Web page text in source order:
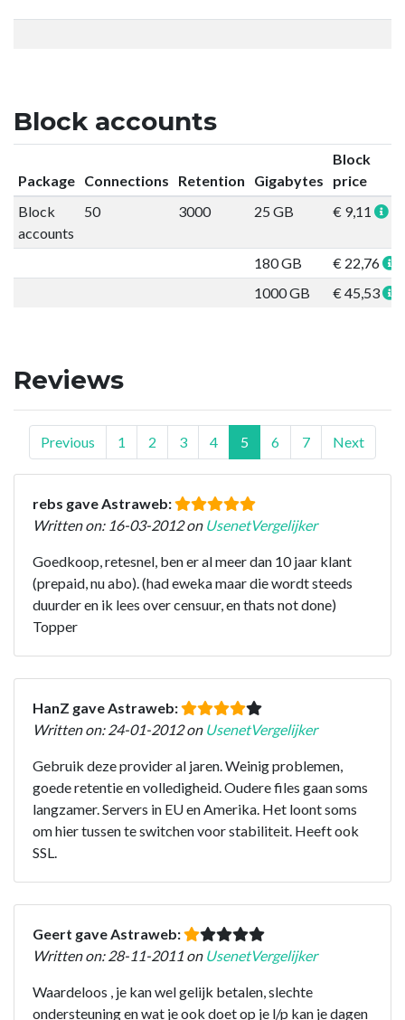
Block accounts
Package Connections Retention Gigabytes
Block
price
Block
accounts
50 3000 25 GB € 9,11
180 GB
€ 22,76
1000 GB
€ 45,53
Reviews
Previous 1 2 3 4 5 6 7 Next
rebs gave Astraweb:
Written on: 16-03-2012 on UsenetVergelijker
Goedkoop, retesnel, ben er al meer dan 10 jaar klant
(prepaid, nu abo). (had eweka maar die wordt steeds
duurder en ik lees over censuur, en thats not done)
Topper
HanZ gave Astraweb:
Written on: 24-01-2012 on UsenetVergelijker
Gebruik deze provider al jaren. Weinig problemen,
goede retentie en volledigheid. Oudere files gaan soms
langzamer. Servers in EU en Amerika. Het loont soms
om hier tussen te switchen voor stabiliteit. Heeft ook
SSL.
Geert gave Astraweb:
Written on: 28-11-2011 on UsenetVergelijker
Waardeloos , je kan wel gelijk betalen, slechte
ondersteuning en wat je ook doet op je l/p kan je dagen